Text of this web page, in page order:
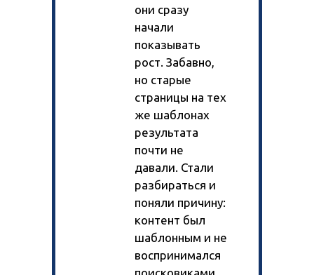
они сразу
начали
показывать
рост. Забавно,
но старые
страницы на тех
же шаблонах
результата
почти не
давали. Стали
разбираться и
поняли причину:
контент был
шаблонным и не
воспринимался
Продвижение Telegram-канала